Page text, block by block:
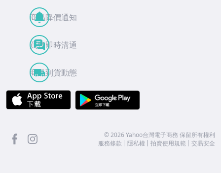
商品降價通知
買賣即時溝通
商品到貨動態
APP Store
facebook ©2026 Yahoo台灣電子商務 保留所有權利
服務條款
隱私權 拍賣使用規範 交易安全